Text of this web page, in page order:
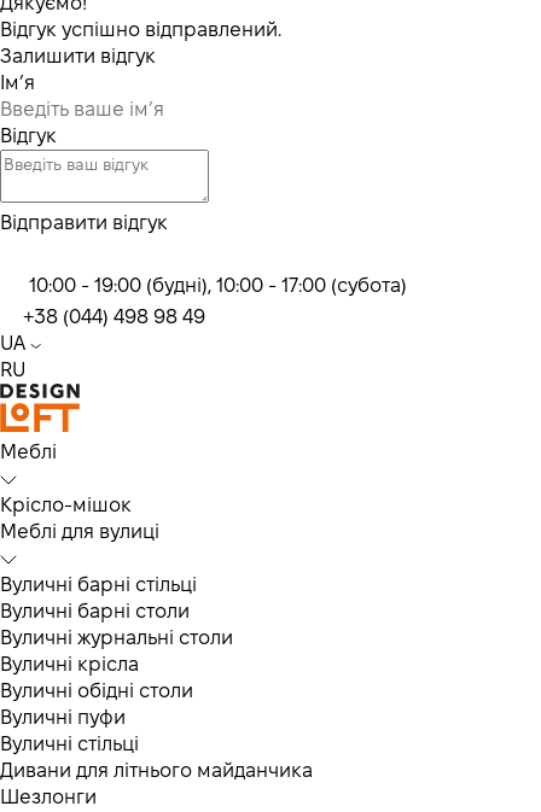
Відгук успішно відправлений.
Залишити відгук
Ім’я
Відгук
Відправити відгук
10:00 - 19:00 (будні), 10:00 - 17:00 (субота)
+38 (044) 498 98 49
UA
RU
Меблі
Крісло-мішок
Меблі для вулиці
Вуличні барні стільці
Вуличні барні столи
Вуличні журнальні столи
Вуличні крісла
Вуличні обідні столи
Вуличні пуфи
Вуличні стільці
Дивани для літнього майданчика
Шезлонги